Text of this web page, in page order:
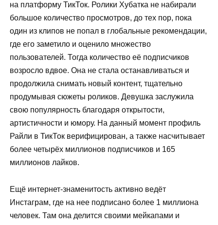
на платформу ТикТок. Ролики Хубатка не набирали
большое количество просмотров, до тех пор, пока
один из клипов не попал в глобальные рекомендации,
где его заметило и оценило множество
пользователей. Тогда количество её подписчиков
возросло вдвое. Она не стала останавливаться и
продолжила снимать новый контент, тщательно
продумывая сюжеты роликов. Девушка заслужила
свою популярность благодаря открытости,
артистичности и юмору. На данный момент профиль
Райли в ТикТок верифицирован, а также насчитывает
более четырёх миллионов подписчиков и 165
миллионов лайков.
Ещё интернет-знаменитость активно ведёт
Инстаграм, где на нее подписано более 1 миллиона
человек. Там она делится своими мейкапами и